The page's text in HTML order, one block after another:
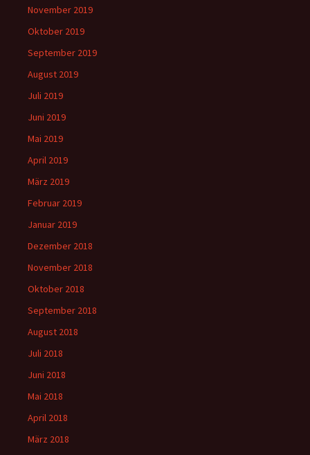
November 2019
Oktober 2019
September 2019
August 2019
Juli 2019
Juni 2019
Mai 2019
April 2019
März 2019
Februar 2019
Januar 2019
Dezember 2018
November 2018
Oktober 2018
September 2018
August 2018
Juli 2018
Juni 2018
Mai 2018
April 2018
März 2018